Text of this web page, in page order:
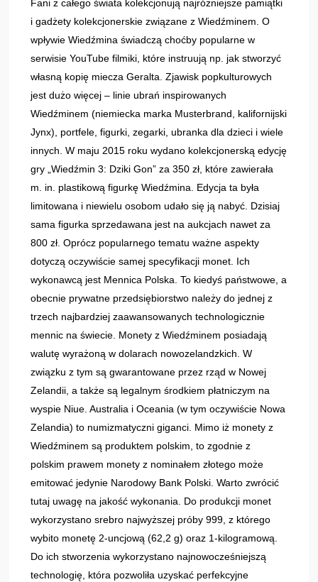
Fani z całego świata kolekcjonują najróżniejsze pamiątki
i gadżety kolekcjonerskie związane z Wiedźminem. O
wpływie Wiedźmina świadczą choćby popularne w
serwisie YouTube filmiki, które instruują np. jak stworzyć
własną kopię miecza Geralta. Zjawisk popkulturowych
jest dużo więcej – linie ubrań inspirowanych
Wiedźminem (niemiecka marka Musterbrand, kalifornijski
Jynx), portfele, figurki, zegarki, ubranka dla dzieci i wiele
innych. W maju 2015 roku wydano kolekcjonerską edycję
gry „Wiedźmin 3: Dziki Gon” za 350 zł, które zawierała
m. in. plastikową figurkę Wiedźmina. Edycja ta była
limitowana i niewielu osobom udało się ją nabyć. Dzisiaj
sama figurka sprzedawana jest na aukcjach nawet za
800 zł. Oprócz popularnego tematu ważne aspekty
dotyczą oczywiście samej specyfikacji monet. Ich
wykonawcą jest Mennica Polska. To kiedyś państwowe, a
obecnie prywatne przedsiębiorstwo należy do jednej z
trzech najbardziej zaawansowanych technologicznie
mennic na świecie. Monety z Wiedźminem posiadają
walutę wyrażoną w dolarach nowozelandzkich. W
związku z tym są gwarantowane przez rząd w Nowej
Zelandii, a także są legalnym środkiem płatniczym na
wyspie Niue. Australia i Oceania (w tym oczywiście Nowa
Zelandia) to numizmatyczni giganci. Mimo iż monety z
Wiedźminem są produktem polskim, to zgodnie z
polskim prawem monety z nominałem złotego może
emitować jedynie Narodowy Bank Polski. Warto zwrócić
tutaj uwagę na jakość wykonania. Do produkcji monet
wykorzystano srebro najwyższej próby 999, z którego
wybito monetę 2‑uncjową (62,2 g) oraz 1-kilogramową.
Do ich stworzenia wykorzystano najnowocześniejszą
technologię, która pozwoliła uzyskać perfekcyjne